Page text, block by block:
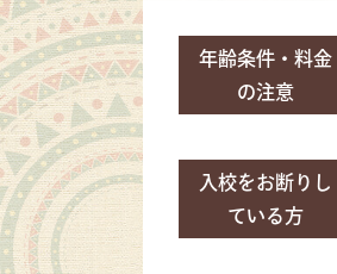
年齢条件・料金
の注意
入校をお断りし
ている方